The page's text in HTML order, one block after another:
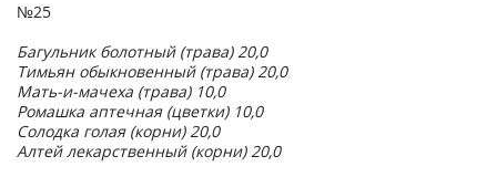
№25
Багульник болотный (трава) 20,0
Тимьян обыкновенный (трава) 20,0
Мать-и-мачеха (трава) 10,0
Ромашка аптечная (цветки) 10,0
Солодка голая (корни) 20,0
Алтей лекарственный (корни) 20,0